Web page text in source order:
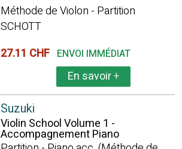
Méthode de Violon - Partition
SCHOTT
27.11 CHF ENVOI IMMÉDIAT
En savoir+
Suzuki
Violin School Volume 1 -
Accompagnement Piano